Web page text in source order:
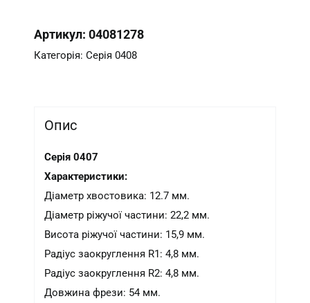
Артикул:04081278
Категорія:Серія 0408
Опис
Серія 0407
Характеристики:
Діаметр хвостовика: 12.7 мм.
Діаметр ріжучої частини: 22,2 мм.
Висота ріжучої частини: 15,9 мм.
Радіус заокруглення R1: 4,8 мм.
Радіус заокруглення R2: 4,8 мм.
Довжина фрези: 54 мм.